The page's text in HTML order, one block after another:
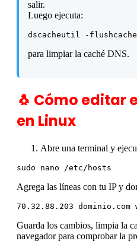
salir.
Luego ejecuta:
dscacheutil -flushcache
para limpiar la caché DNS.
🐧 Cómo editar
en Linux
Abre una terminal y
sudo nano /etc/hosts
Agrega las líneas con tu IP y
70.32.88.203 dominio.com
Guarda los cambios, limpia la
navegador para comprobar la